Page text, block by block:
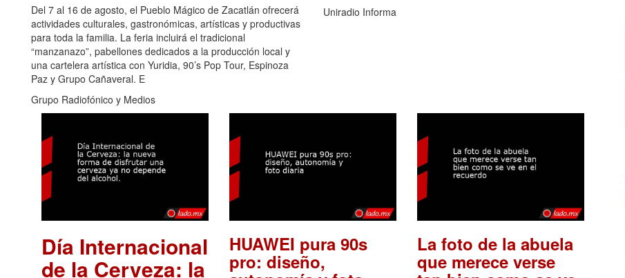
Del 7 al 16 de agosto, el Pueblo Mágico de Zacatlán ofrecerá
actividades culturales, gastronómicas, artísticas y productivas
para toda la familia. La feria incluirá el tradicional
“manzanazo”, pabellones dedicados a la producción local y
una cartelera artística con Yuridia, 90’s Pop Tour, Espinoza
Paz y Grupo Cañaveral. E
Grupo Radiofónico y Medios
Uniradio Informa
Día Internacional
de la Cerveza: la
HUAWEI pura 90s
pro: diseño,
La foto de la abuela
que merece verse